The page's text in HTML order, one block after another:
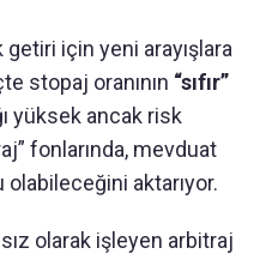
getiri için yeni arayışlara
stopaj oranının “sıfır”
yüksek ancak risk
fonlarında, mevduat
aktarıyor.
olarak işleyen arbitraj